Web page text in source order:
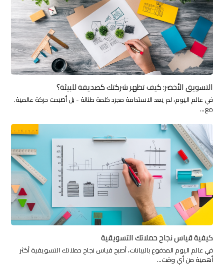
التسويق الأخضر: كيف تظهر شركتك كصديقة للبيئة؟
في عالم اليوم، لم يعد الاستدامة مجرد كلمة طنانة - بل أصبحت حركة عالمية.
مع…
كيفية قياس نجاح حملاتك التسويقية
في عالم اليوم المدفوع بالبيانات، أصبح قياس نجاح حملاتك التسويقية أكثر
أهمية من أي وقت…